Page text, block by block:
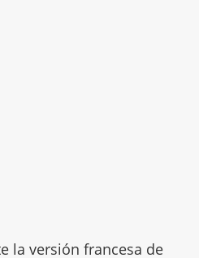
la versión francesa de